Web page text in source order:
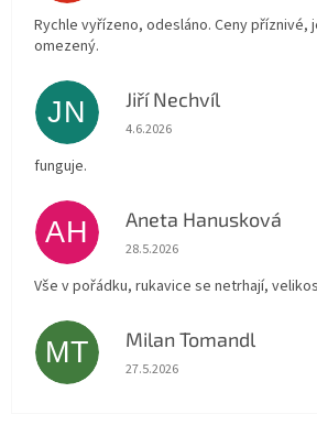
Rychle vyřízeno, odesláno. Ceny příznivé,
omezený.
JN Jiří Nechvíl
Hodnocení obchodu je 5 z 5
4.6.2026
funguje.
AH Aneta Hanusková
Hodnocení obchodu je 5 z 5
28.5.2026
Vše v pořádku, rukavice se netrhají,
MT Milan Tomandl
Hodnocení obchodu je 5 z 5
27.5.2026